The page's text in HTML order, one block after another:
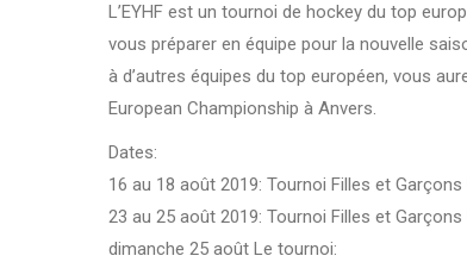
L’EYHF est un tournoi de hockey du top
vous préparer en équipe pour la nouvelle
à d’autres équipes du top européen, vous
European Championship à Anvers.
Dates:
16 au 18 août 2019: Tournoi Filles et
23 au 25 août 2019: Tournoi Filles et
dimanche 25 août Le tournoi: